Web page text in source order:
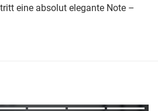
eine absolut elegante Note –